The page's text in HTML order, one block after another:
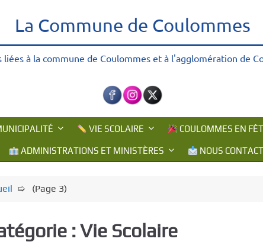
La Commune de Coulommes
à la commune de Coulommes et à l'agglomération de
VIE SCOLAIRE COULOMMES EN
ADMINISTRATIONS ET MINISTÈRES NOUS
➯ (Page 3)
:Vie Scolaire